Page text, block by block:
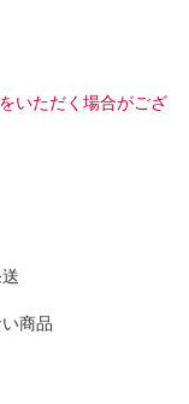
いただく場合がござ
商品